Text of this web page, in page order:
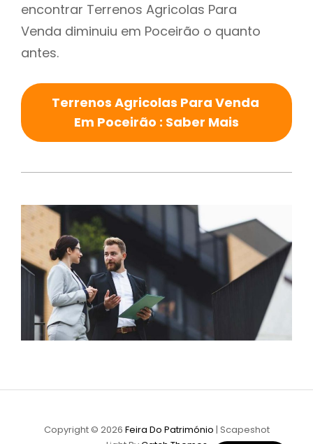
encontrar Terrenos Agricolas Para
Venda diminuiu em Poceirão o quanto
antes.
Terrenos Agricolas Para Venda
Em Poceirão : Saber Mais
Copyright © 2026 Feira Do Património | Scapeshot